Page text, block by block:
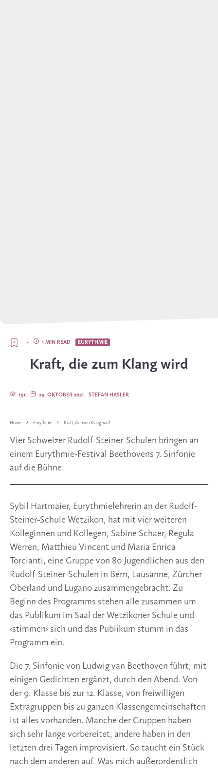
EURYTHMIE
1 MIN READ
·
Kraft, die zum Klang wird
STEFAN HASLER
29. OKTOBER 2021
131
Home Eurythmie Kraft, die zum Klang wird
Vier Schweizer Rudolf-Steiner-Schulen bringen an
einem Eurythmie-Festival Beethovens 7. Sinfonie
auf die Bühne.
Sybil Hartmaier, Eurythmielehrerin an der Rudolf-
Steiner-Schule Wetzikon, hat mit vier weiteren
Kolleginnen und Kollegen, Sabine Schaer, Regula
Werren, Matthieu Vincent und Maria Enrica
Torcianti, eine Gruppe von 80 Jugendlichen aus den
Rudolf-Steiner-Schulen in Bern, Lausanne, Zürcher
Oberland und Lugano zusammengebracht. Zu
Beginn des Programms stehen alle zusammen um
das Publikum im Saal der Wetzikoner Schule und
‹stimmen› sich und das Publikum stumm in das
Programm ein.
Die 7. Sinfonie von Ludwig van Beethoven führt, mit
einigen Gedichten ergänzt, durch den Abend. Von
der 9. Klasse bis zur 12. Klasse, von freiwilligen
Extragruppen bis zu ganzen Klassengemeinschaften
ist alles vorhanden. Manche der Gruppen haben
sich sehr lange vorbereitet, andere haben in den
letzten drei Tagen improvisiert. So taucht ein Stück
nach dem anderen auf. Was mich außerordentlich